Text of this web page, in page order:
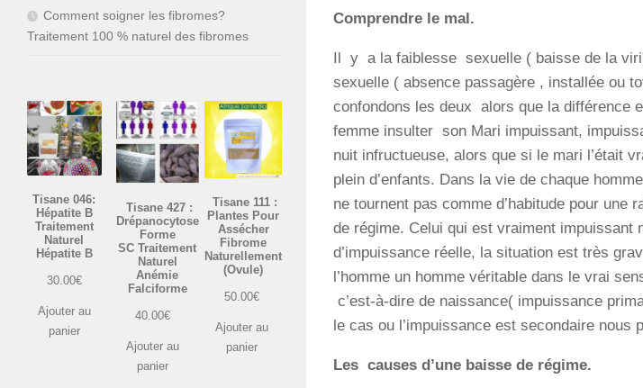
Comprendre le mal.
Il y a la faiblesse sexuelle ( baisse de la
sexuelle ( absence passagère , installée ou
confondons les deux alors que la différence
femme insulter son Mari impuissant,
nuit infructueuse, alors que si le mari l’était
plein d’enfants. Dans la vie de chaque
ne tournent pas comme d’habitude pour une
de régime. Celui qui est vraiment impuissant
d’impuissance réelle, la situation est très
l’homme un homme véritable dans le vrai
c’est-à-dire de naissance( impuissance
le cas ou l’impuissance est secondaire
Les causes d’une baisse de régime.
Comment soigner les fibromes?
Traitement 100 % naturel des fibromes
Tisane 046:
Hépatite B
Traitement
Naturel
Hépatite B
30.00€
Ajouter au
panier
Tisane 427 :
Drépanocytose
Forme
SC Traitement
Naturel
Anémie
Falciforme
40.00€
Ajouter au
panier
Tisane 111 :
Plantes Pour
Assécher
Fibrome
Naturellement
(Ovule)
50.00€
Ajouter au
panier